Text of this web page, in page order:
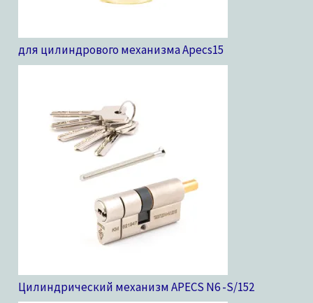
для цилиндрового механизма Apecs15
Цилиндрический механизм APECS N6 -S/152